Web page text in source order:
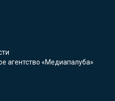
агентство «Медиапалуба»